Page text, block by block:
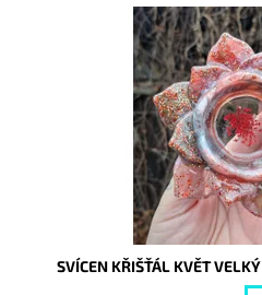
Dostupnost:
Vyprodáno
10056
SVÍCEN KŘIŠŤÁL KVĚT VELKÝ